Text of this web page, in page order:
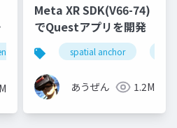
ue-rendering
Meta XR SDK(V66-74)
でQuestアプリを開発
spatial anchor
あうぜん 1.2M